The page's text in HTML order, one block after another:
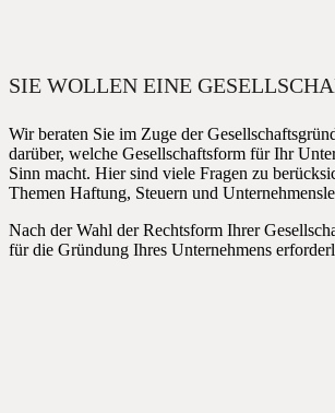
SIE WOLLEN EINE
Wir beraten Sie im Zuge der
darüber, welche Gesellschaftsform für Ihr
Sinn macht. Hier sind viele Fragen zu
Themen Haftung, Steuern und
Nach der Wahl der Rechtsform Ihrer
für die Gründung Ihres Unternehmens